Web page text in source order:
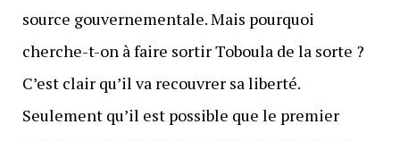
source gouvernementale. Mais pourquoi
cherche-t-on à faire sortir Toboula de la sorte ?
C’est clair qu’il va recouvrer sa liberté.
Seulement qu’il est possible que le premier